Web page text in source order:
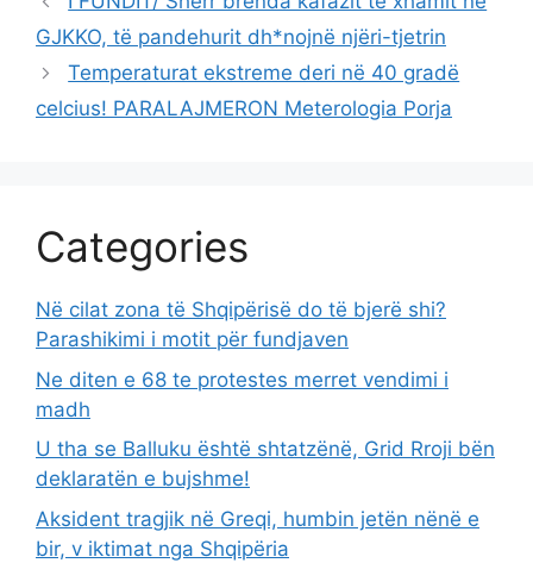
GJKKO, të pandehurit dh*nojnë njëri-tjetrin
Temperaturat ekstreme deri në 40 gradë
celcius! PARALAJMERON Meterologia Porja
Categories
Në cilat zona të Shqipërisë do të bjerë shi?
Parashikimi i motit për fundjaven
Ne diten e 68 te protestes merret vendimi i
madh
U tha se Balluku është shtatzënë, Grid Rroji bën
deklaratën e bujshme!
Aksident tragjik në Greqi, humbin jetën nënë e
bir, v iktimat nga Shqipëria